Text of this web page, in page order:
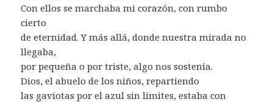
Con ellos se marchaba mi corazón, con rumbo
cierto
de eternidad. Y más allá, donde nuestra mirada no
llegaba,
por pequeña o por triste, algo nos sostenía.
Dios, el abuelo de los niños, repartiendo
las gaviotas por el azul sin límites, estaba con